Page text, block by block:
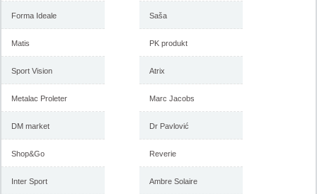
Forma Ideale
Matis
Sport Vision
Metalac Proleter
DM market
Shop&Go
Inter Sport
Saša
PK produkt
Atrix
Marc Jacobs
Dr Pavlović
Reverie
Ambre Solaire